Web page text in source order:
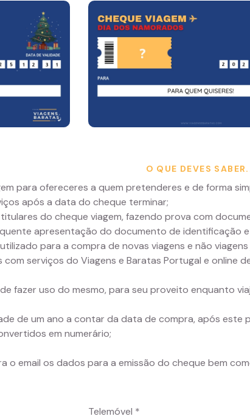
O QUE DEVES
para ofereceres a quem pretenderes e de forma
após a data do cheque terminar;
do cheque viagem, fazendo prova com
apresentação do documento de identificação
para a compra de novas viagens e não
serviços do Viagens e Baratas Portugal e online
fazer uso do mesmo, para seu proveito enquanto
de um ano a contar da data de compra, após
em numerário;
o email os dados para a emissão do cheque bem
Telemóvel *